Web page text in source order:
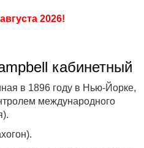
2026!
кабинетный
в 1896 году в Нью-Йорке,
международного